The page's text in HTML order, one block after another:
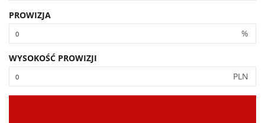
PROWIZJA
%
WYSOKOŚĆ PROWIZJI
PLN